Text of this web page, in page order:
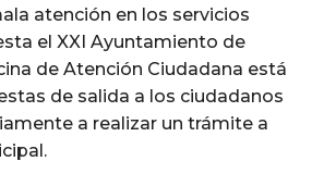
atención en los servicios
el XXI Ayuntamiento de
de Atención Ciudadana está
de salida a los ciudadanos
a realizar un trámite a